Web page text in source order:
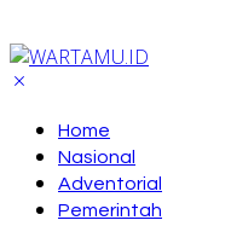
Home
Nasional
Adventorial
Pemerintah